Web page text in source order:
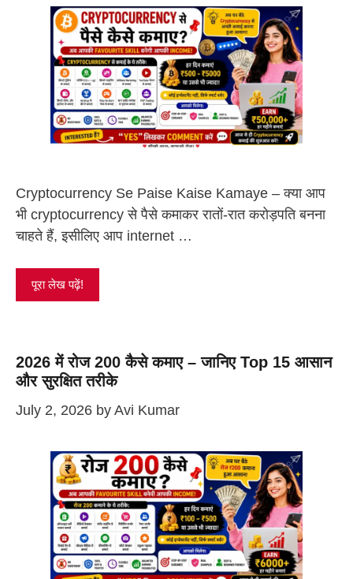
Cryptocurrency Se Paise Kaise Kamaye – क्या आप
भी cryptocurrency से पैसे कमाकर रातों-रात करोड़पति बनना
चाहते हैं, इसीलिए आप internet …
पूरा लेख पढ़ें!
2026 में रोज 200 कैसे कमाए – जानिए Top 15 आसान
और सुरक्षित तरीके
July 2, 2026 by Avi Kumar